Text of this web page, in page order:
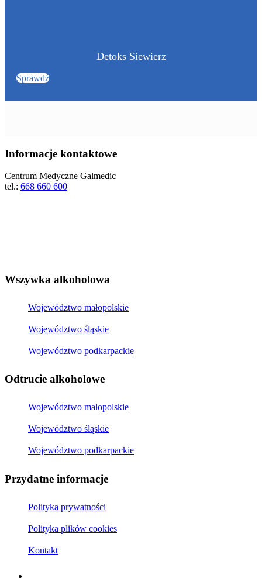
Detoks Siewierz
Sprawdź
Informacje kontaktowe
Centrum Medyczne Galmedic
tel.: 668 660 600
Wszywka alkoholowa
Województwo małopolskie
Województwo śląskie
Województwo podkarpackie
Odtrucie alkoholowe
Województwo małopolskie
Województwo śląskie
Województwo podkarpackie
Przydatne informacje
Polityka prywatności
Polityka plików cookies
Kontakt